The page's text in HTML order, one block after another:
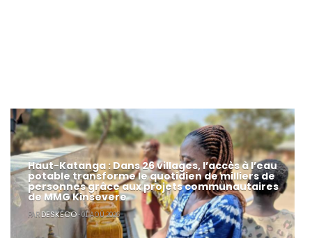
Haut-Katanga : Dans 26 villages, l’accès à l’eau
potable transforme le quotidien de milliers de
personnes grâce aux projets communautaires
de MMG Kinsevere
PAR DESKECO- 01 AOÛ 2026